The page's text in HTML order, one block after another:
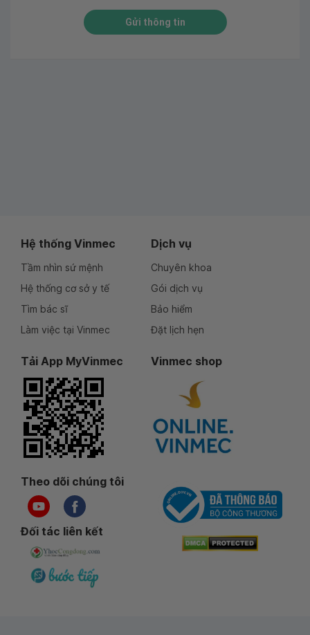
Gửi thông tin
Hệ thống Vinmec
Tầm nhìn sứ mệnh
Hệ thống cơ sở y tế
Tìm bác sĩ
Làm việc tại Vinmec
Dịch vụ
Chuyên khoa
Gói dịch vụ
Bảo hiểm
Đặt lịch hẹn
Tải App MyVinmec Vinmec shop
Theo dõi chúng tôi
Đối tác liên kết